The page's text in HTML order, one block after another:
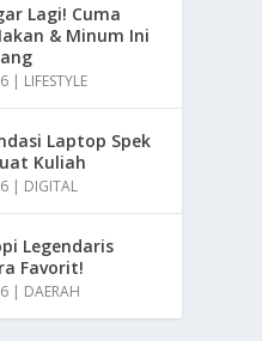
Lagi! Cuma
& Minum Ini
| LIFESTYLE
Laptop Spek
Kuliah
| DIGITAL
Legendaris
Favorit!
| DAERAH